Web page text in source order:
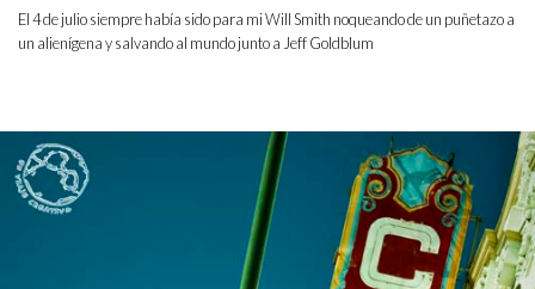
El 4 de julio siempre había sido para mi Will Smith noqueando de un puñetazo a
un alienígena y salvando al mundo junto a Jeff Goldblum